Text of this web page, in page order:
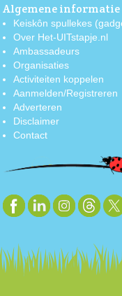
Algemene informatie
Keiskôn spullekes
Over Het-UITstapje.nl
Ambassadeurs
Organisaties
Activiteiten koppelen
Aanmelden/Registreren
Adverteren
Disclaimer
Contact